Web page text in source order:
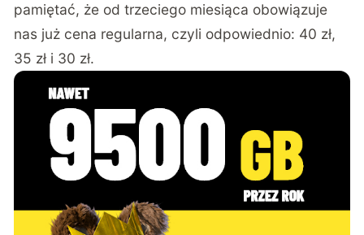
pamiętać, że od trzeciego miesiąca obowiązuje
nas już cena regularna, czyli odpowiednio: 40 zł,
35 zł i 30 zł.